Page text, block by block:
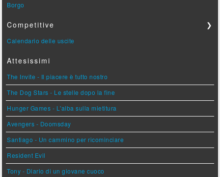
Borgo
Competitive ❯
Calendario delle uscite
Attesissimi
The Invite - Il piacere è tutto nostro
The Dog Stars - Le stelle dopo la fine
Hunger Games - L'alba sulla mietitura
Avengers - Doomsday
Santiago - Un cammino per ricominciare
Resident Evil
Tony - Diario di un giovane cuoco